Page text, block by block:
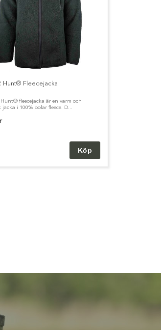
Hunt® Fleecejacka
Hunt® fleecejacka är en varm och
jacka i 100% polar fleece. D...